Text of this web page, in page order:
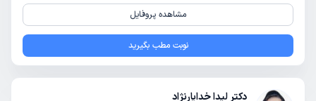
مشاهده پروفایل
نوبت مطب بگیرید
دکتر لیدا خدایارنژاد